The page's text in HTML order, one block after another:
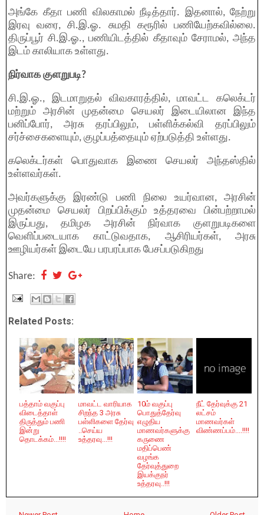
அங்கே கீதா பணி விலகாமல் நீடித்தார். இதனால், நேற்று
இரவு வரை, சி.இ.ஓ. சுமதி கரூரில் பணியேற்கவில்லை.
திருப்பூர் சி.இ.ஓ., பணியிடத்தில் கீதாவும் சேராமல், அந்த
இடம் காலியாக உள்ளது.
நிர்வாக குளறுபடி?
சி.இ.ஓ., இடமாறுதல் விவகாரத்தில், மாவட்ட கலெக்டர்
மற்றும் அரசின் முதன்மை செயலர் இடையிலான இந்த
பனிப்போர், அரசு தரப்பிலும், பள்ளிக்கல்வி தரப்பிலும்
சர்ச்சைகளையும், குழப்பத்தையும் ஏற்படுத்தி உள்ளது.
கலெக்டர்கள் பொதுவாக இணை செயலர் அந்தஸ்தில்
உள்ளவர்கள்.
அவர்களுக்கு இரண்டு பணி நிலை உயர்வான, அரசின்
முதன்மை செயலர் பிறப்பிக்கும் உத்தரவை பின்பற்றாமல்
இருப்பது, தமிழக அரசின் நிர்வாக குளறுபடிகளை
வெளிப்படையாக காட்டுவதாக, ஆசிரியர்கள், அரசு
ஊழியர்கள் இடையே பரபரப்பாக பேசப்படுகிறது
Share:
Related Posts:
பத்தாம் வகுப்பு
விடைத்தாள்
திருத்தும் பணி
இன்று
தொடக்கம்...!!!!
மாவட்ட வாரியாக
சிறந்த 3 அரசு
பள்ளிகளை தேர்வு
..செய்ய
உத்தரவு...!!!
10ம் வகுப்பு
பொதுத்தேர்வு
எழுதிய
மாணவர்களுக்கு
கருணை
மதிப்பெண்
வழங்க
தேர்வுத்துறை
இயக்குநர்
உத்தரவு..!!!
நீட் தேர்வுக்கு 21
லட்சம்
மாணவர்கள்
விண்ணப்பம்....!!!!